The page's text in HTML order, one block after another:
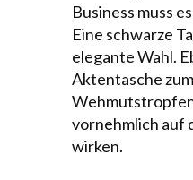
Business muss
Eine schwarze
elegante Wahl.
Aktentasche
vornehmlich auf
wirken.